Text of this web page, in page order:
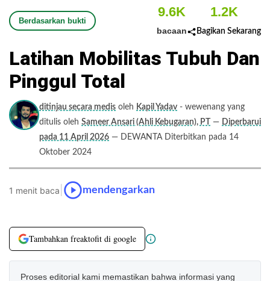
Berdasarkan bukti
9.6K
bacaan
1.2K
Bagikan Sekarang
Latihan Mobilitas Tubuh Dan
Pinggul Total
ditinjau secara medis oleh Kapil Yadav - wewenang yang
ditulis oleh Sameer Ansari (Ahli Kebugaran), PT — Diperbarui
pada 11 April 2026 — DEWANTA Diterbitkan pada 14
Oktober 2024
1 menit baca mendengarkan
Tambahkan freaktofit di google
Proses editorial kami memastikan bahwa informasi yang